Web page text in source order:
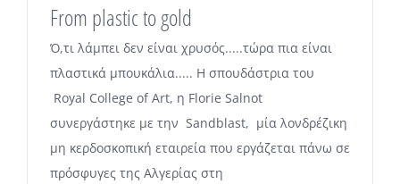
From plastic to gold
Ό,τι λάμπει δεν είναι χρυσός.....τώρα πια είναι
πλαστικά μπουκάλια..... Η σπουδάστρια του
Royal College of Art, η Florie Salnot
συνεργάστηκε με την Sandblast, μία λονδρέζικη
μη κερδοσκοπική εταιρεία που εργάζεται πάνω σε
πρόσφυγες της Αλγερίας στη